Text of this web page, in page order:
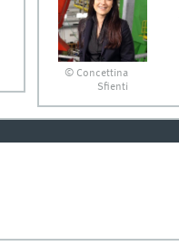
© Concettina
Sfienti